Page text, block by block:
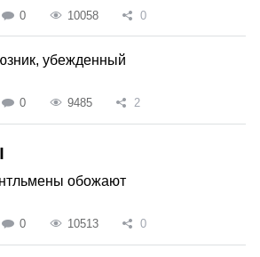
0 10058 0
убежденный
0 9485 2
обожают
0 10513 0